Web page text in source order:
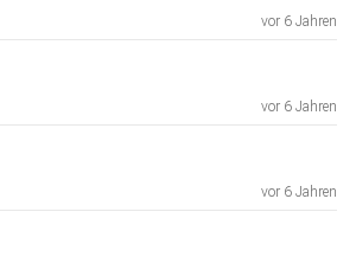
vor 6 Jahren
vor 6 Jahren
vor 6 Jahren